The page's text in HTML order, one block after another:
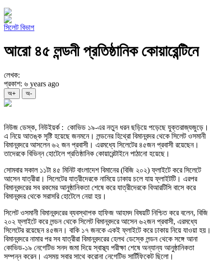
সিলেট বিভাগ
আরো ৪৫ লন্ডনী প্রতিষ্ঠানিক কোয়ারেন্টিনে
লেখক:
প্রকাশ: ৬ years ago
অ+ অ-
নিউজ ডেস্ক, নিউইয়র্ক : কোভিড ১৯-এর নতুন ধরন ছড়িয়ে পড়েছে যুক্তরাজ্যজুড়ে।
এ নিয়ে আতঙ্ক সৃষ্টি হয়েছে জনমনে। লন্ডনের হিথ্রো বিমানবন্দর থেকে সিলেট ওসমানী
বিমানবন্দরে আসলেন ৬২ জন প্রবাসী। এরমধ্যে সিলেটের ৪৫জন প্রবাসী রয়েছেন।
তাদেরকে বিভিন্ন হোটেলে প্রতিষ্ঠানিক কোয়ারেন্টাইনে পাঠানো হয়েছে।
সোমবার সকাল ১১টা ৪৫ মিনিট বাংলাদেশ বিমানের (বিজি ২০২) ফ্লাইটে করে সিলেটে
আসেন যাত্রীরা। সিলেটের যাত্রীদেরকে নামিয়ে ঢাকায় চলে যায় ফ্লাইটটি। এরপর
বিমানবন্দরের সব রকমের আনুষ্ঠানিকতা শেষে করে যাত্রীদেরকে বিআরটিসি বাসে করে
বিমানবন্দর থেকে সরাসরি হোটেলে নেয়া হয়।
সিলেট ওসমানী বিমানবন্দরের ব্যবস্থাপক হাফিজ আহমদ বিষয়টি নিশ্চিত করে বলেন, বিজি
২০২ ফ্লাইটে করে লন্ডন থেকে সিলেট বিমানবন্দরে আসেন ৬২জন প্রবাসী, এরমধ্যে
সিলেটের রয়েছেন ৪৫জন। বাকি ১৭ জনকে একই ফ্লাইটে করে ঢাকায় নিয়ে যাওয়া হয়।
বিমানবন্দরে নামার পর সব যাত্রীরা বিমানবন্দরের হেলথ ডেস্কে লন্ডন থেকে সঙ্গে আনা
কোভিড-১৯ নেগেটিভ সনদ জমা দিয়ে স্বাস্থ্য পরীক্ষা শেষে অন্যান্য আনুষ্ঠানিকতা
সম্পন্ন করেন। এসময় সবার সাথে করোনা নেগেটিভ সার্টিফিকেট ছিলো।